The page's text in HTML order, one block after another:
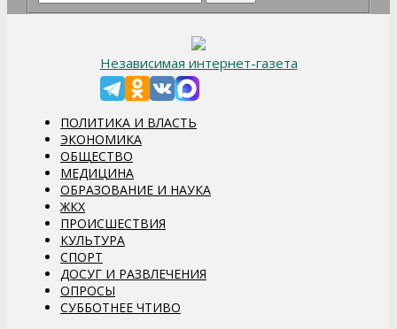
Независимая интернет-газета
ПОЛИТИКА И ВЛАСТЬ
ЭКОНОМИКА
ОБЩЕСТВО
МЕДИЦИНА
ОБРАЗОВАНИЕ И НАУКА
ЖКХ
ПРОИСШЕСТВИЯ
КУЛЬТУРА
СПОРТ
ДОСУГ И РАЗВЛЕЧЕНИЯ
ОПРОСЫ
СУББОТНЕЕ ЧТИВО